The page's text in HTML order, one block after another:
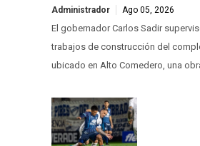
Administrador Ago 05, 2026
El gobernador Carlos Sadir
trabajos de construcción del
ubicado en Alto Comedero, una